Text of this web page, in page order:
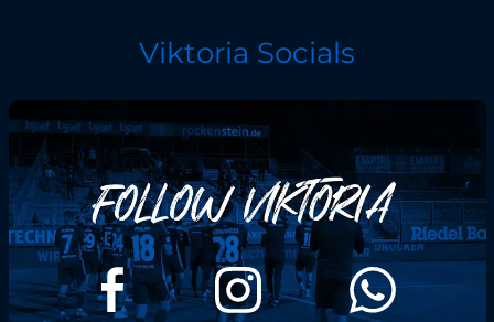
Viktoria Socials